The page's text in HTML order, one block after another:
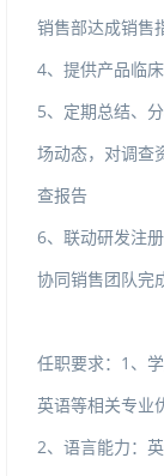
销售部达成销售
4、提供产品临
5、定期总结、
场动态，对调查
查报告
6、联动研发注
协同销售团队完
任职要求：1、
英语等相关专业
2、语言能力：